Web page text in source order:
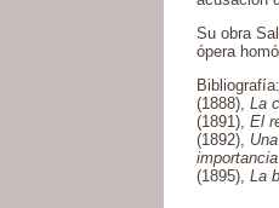
Su obra
ópera
Bibliografía:
(1888), La
(1891), El
(1892),
(1895), La